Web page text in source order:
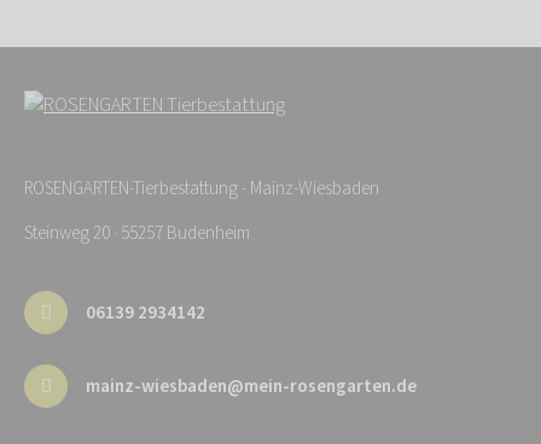
ROSENGARTEN-Tierbestattung - Mainz-Wiesbaden
Steinweg 20 · 55257 Budenheim
06139 2934142
mainz-wiesbaden@mein-rosengarten.de